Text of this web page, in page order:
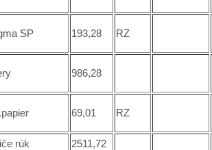
SP 193,28 RZ
986,28
69,01 RZ
rúk 2511,72